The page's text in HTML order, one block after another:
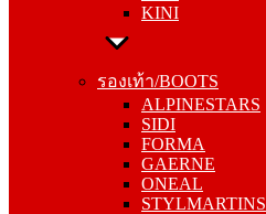
KINI
รองเท้า/BOOTS
ALPINESTARS
SIDI
FORMA
GAERNE
ONEAL
STYLMARTINS
รองเท้า/BOOTS
SIDI
FORMA
GAERNE
ONEAL
STYLMARTINS